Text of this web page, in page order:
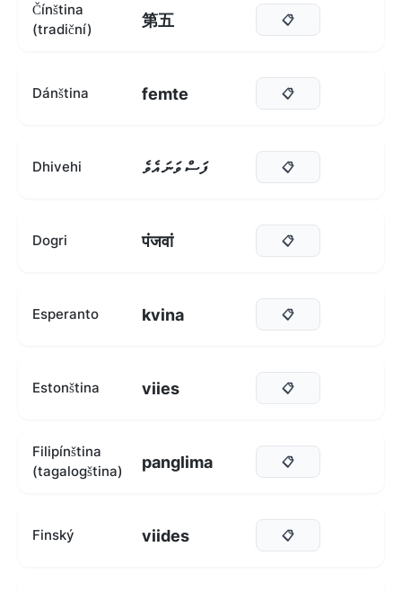
Čínština
(tradiční)
第五 📋
Dánština femte 📋
Dhivehi ފަސް ވަނަ އެވެ 📋
Dogri पंजवां 📋
Esperanto kvina 📋
Estonština viies 📋
Filipínština
(tagalogština)
panglima 📋
Finský viides 📋